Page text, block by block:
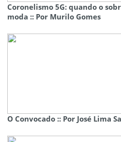
Coronelismo 5G: quando o
moda :: Por Murilo Gomes
O Convocado :: Por José Lima